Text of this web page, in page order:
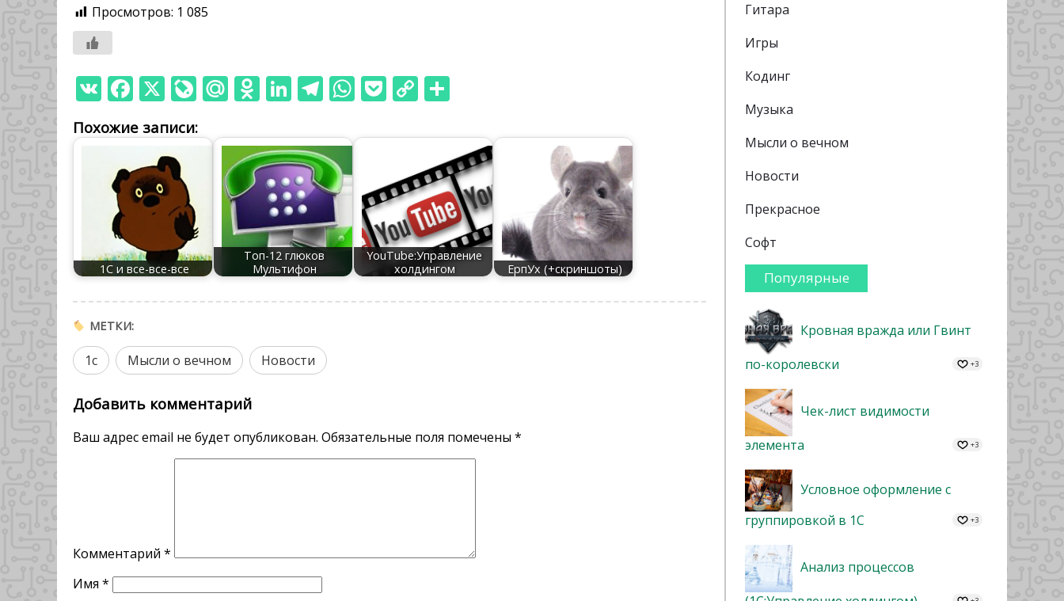
Просмотров: 1 085
VKFacebook
X LiveJournal
Mail.Ru
Odnoklassniki
LinkedIn
Telegram
WhatsApp
Pocket
CopyОтправить
Похожие записи:
1С и все-все-все
Топ-12 глюков
Мультифон
YouTube:Управление
холдингом
ЕрпУх (+скриншоты)
МЕТКИ:
1с Мысли о вечном Новости
Добавить комментарий
Ваш адрес email не будет опубликован. Обязательные поля помечены *
Комментарий *
Имя *
Гитара
Игры
Кодинг
Музыка
Мысли о вечном
Новости
Прекрасное
Софт
Популярные
Кровная вражда или Гвинт
по-королевски
+3
Чек-лист видимости
элемента
+3
Условное оформление с
группировкой в 1С
+3
Анализ процессов